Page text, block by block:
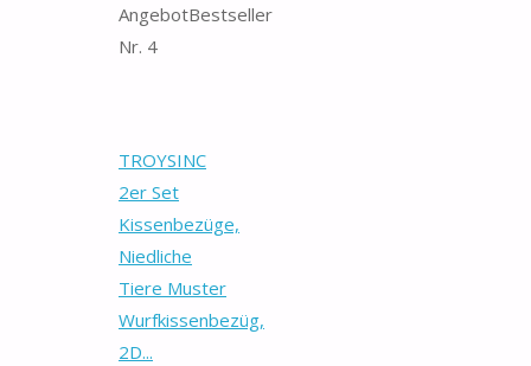
AngebotBestseller
Nr. 4
TROYSINC
2er Set
Kissenbezüge,
Niedliche
Tiere Muster
Wurfkissenbezüg,
2D...